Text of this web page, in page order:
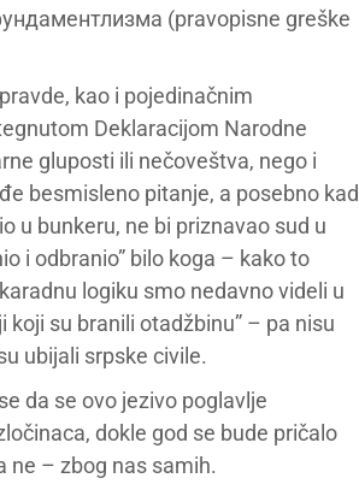
(pravopisne greške
kao i pojedinačnim
Deklaracijom Narodne
gluposti ili nečoveštva, nego i
besmisleno pitanje, a posebno kad
u bunkeru, ne bi priznavao sud u
i odbranio” bilo koga – kako to
logiku smo nedavno videli u
koji su branili otadžbinu” – pa nisu
ubijali srpske civile.
da se ovo jezivo poglavlje
dokle god se bude pričalo
ne – zbog nas samih.